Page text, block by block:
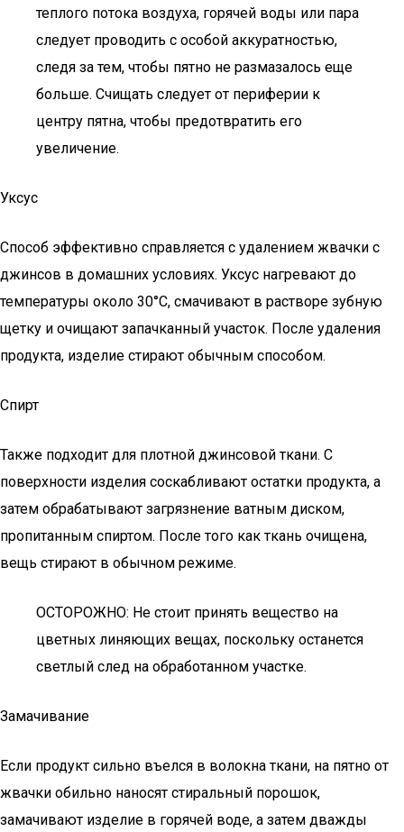
теплого потока воздуха, горячей воды или пара
следует проводить с особой аккуратностью,
следя за тем, чтобы пятно не размазалось еще
больше. Счищать следует от периферии к
центру пятна, чтобы предотвратить его
увеличение.
Уксус
Способ эффективно справляется с удалением жвачки с
джинсов в домашних условиях. Уксус нагревают до
температуры около 30°С, смачивают в растворе зубную
щетку и очищают запачканный участок. После удаления
продукта, изделие стирают обычным способом.
Спирт
Также подходит для плотной джинсовой ткани. С
поверхности изделия соскабливают остатки продукта, а
затем обрабатывают загрязнение ватным диском,
пропитанным спиртом. После того как ткань очищена,
вещь стирают в обычном режиме.
ОСТОРОЖНО: Не стоит принять вещество на
цветных линяющих вещах, поскольку останется
светлый след на обработанном участке.
Замачивание
Если продукт сильно въелся в волокна ткани, на пятно от
жвачки обильно наносят стиральный порошок,
замачивают изделие в горячей воде, а затем дважды